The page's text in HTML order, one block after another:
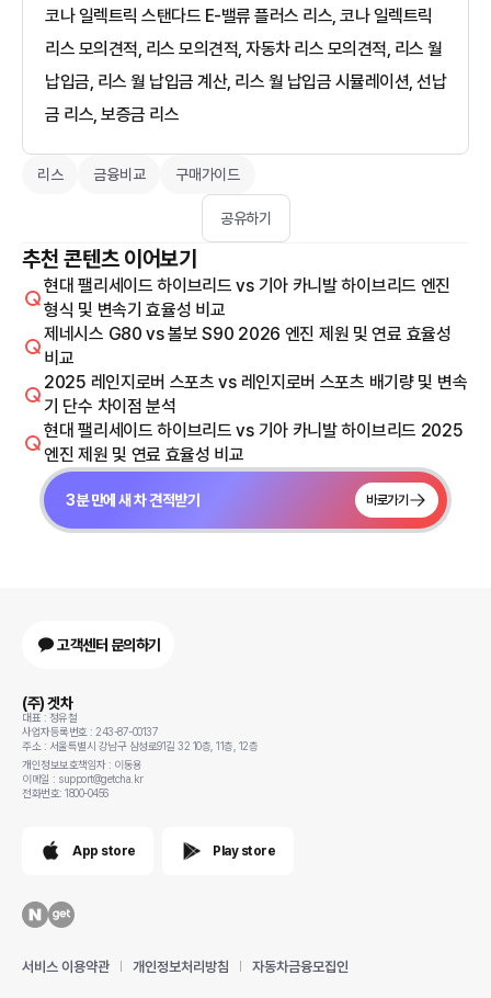
코나 일렉트릭 스탠다드 E-밸류 플러스 리스, 코나 일렉트릭
리스 모의견적, 리스 모의견적, 자동차 리스 모의견적, 리스 월
납입금, 리스 월 납입금 계산, 리스 월 납입금 시뮬레이션, 선납
금 리스, 보증금 리스
리스 금융비교 구매가이드
공유하기
추천 콘텐츠 이어보기
현대 팰리세이드 하이브리드 vs 기아 카니발 하이브리드 엔진
형식 및 변속기 효율성 비교
제네시스 G80 vs 볼보 S90 2026 엔진 제원 및 연료 효율성
비교
2025 레인지로버 스포츠 vs 레인지로버 스포츠 배기량 및 변속
기 단수 차이점 분석
현대 팰리세이드 하이브리드 vs 기아 카니발 하이브리드 2025
엔진 제원 및 연료 효율성 비교
3분 만에 새 차 견적받기 바로가기
고객센터 문의하기
(주) 겟차
대표 : 정유철
사업자등록번호 : 243-87-00137
주소 : 서울특별시 강남구 삼성로91길 32 10층, 11층, 12층
개인정보보호책임자 : 이동용
이메일 : support@getcha.kr
전화번호: 1800-0456
App store Play store
서비스 이용약관 개인정보처리방침 자동차금융모집인